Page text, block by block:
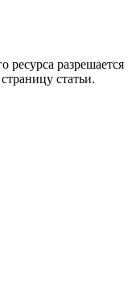
ресурса разрешается
статьи.